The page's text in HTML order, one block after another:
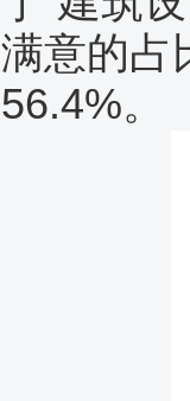
满意的占
56.4%。